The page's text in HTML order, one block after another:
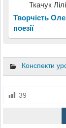
Ткачук
Творчість
поезії
Конспекти
39